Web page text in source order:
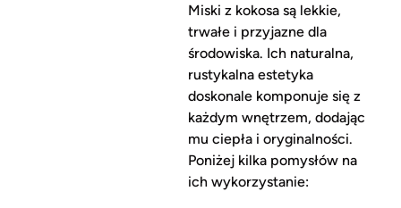
Miski z kokosa są lekkie,
trwałe i przyjazne dla
środowiska. Ich naturalna,
rustykalna estetyka
doskonale komponuje się z
każdym wnętrzem, dodając
mu ciepła i oryginalności.
Poniżej kilka pomysłów na
ich wykorzystanie: